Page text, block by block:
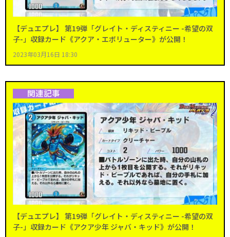
【デュエプレ】 第19弾「グレイト・ディスティニー -希望の双
子-」収録カード《アクア・エボリューター》が公開！
2023年03月16日 18:30
関連記事
【デュエプレ】 第19弾「グレイト・ディスティニー -希望の双
子-」収録カード《アクア少年 ジャバ・キッド》が公開！